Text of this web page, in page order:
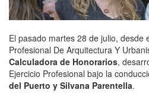
El pasado martes 28 de julio, desde
Profesional De Arquitectura Y
Calculadora de Honorarios,
Ejercicio Profesional bajo la
del Puerto y Silvana Parentella.